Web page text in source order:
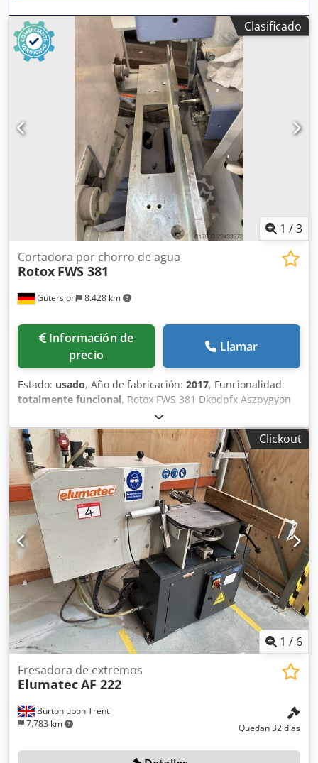
Clasificado
1 /3
Gütersloh 8.428 km
Cortadora por chorro de agua
Rotox FWS 381
Información de
precio
Llamar
Estado: usado, Año de fabricación: 2017, Funcionalidad:
totalmente funcional, Rotox FWS 381 Dkodpfx Aszpygyon
Clickout
1 / 6
Burton upon Trent
7.783 km
Fresadora de extremos
ElumatecAF 222
Quedan 32 días